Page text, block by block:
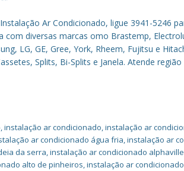
Ar Condicionado, ligue 3941-5246
com diversas marcas omo Brastemp,
LG, GE, Gree, York, Rheem, Fujitsu e
Splits, Bi-Splits e Janela. Atende
,instalação ar condicionado,instalação ar
ar condicionado água fria,instalação ar
da serra,instalação ar condicionado alphaville
alto de pinheiros,instalação ar